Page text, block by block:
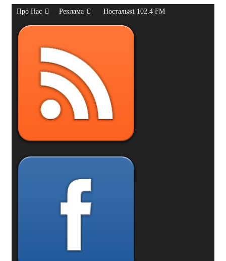
Про Нас Реклама Ностальжі 102.4 FM